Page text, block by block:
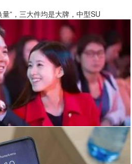
”，三大件均是大牌，中型SU